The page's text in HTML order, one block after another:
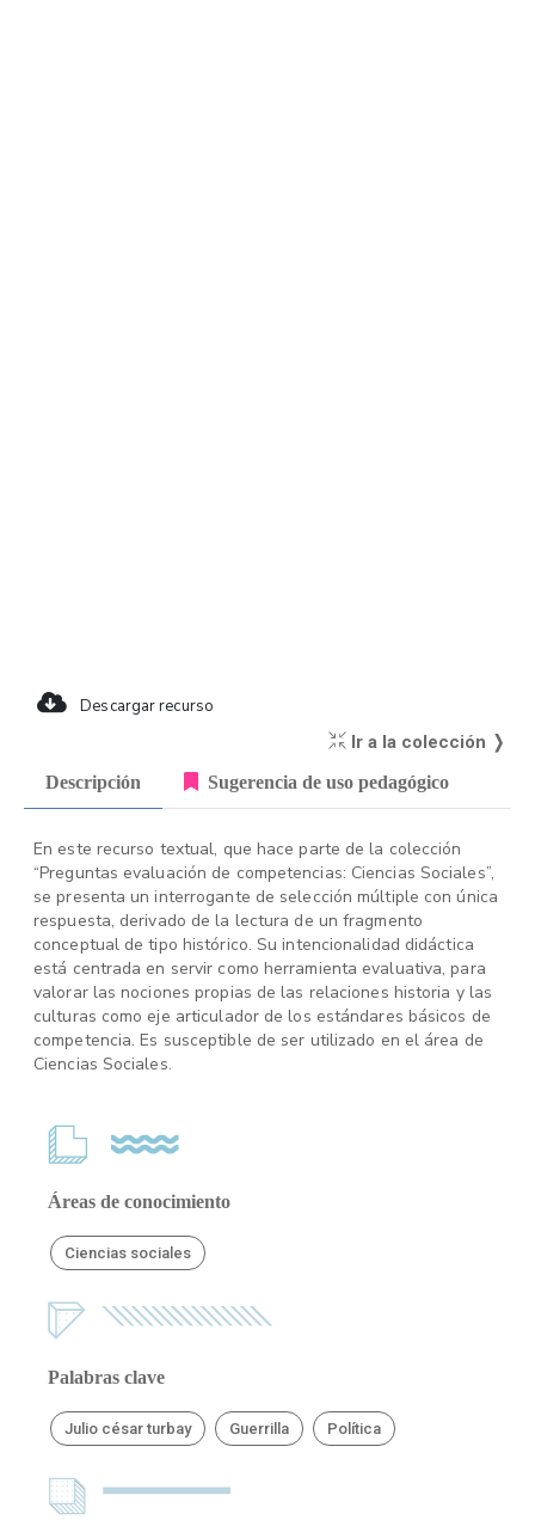
Descargar recurso
Ir a la colección ❭
Descripción Sugerencia de uso pedagógico
En este recurso textual, que hace parte de la colección
“Preguntas evaluación de competencias: Ciencias Sociales”,
se presenta un interrogante de selección múltiple con única
respuesta, derivado de la lectura de un fragmento
conceptual de tipo histórico. Su intencionalidad didáctica
está centrada en servir como herramienta evaluativa, para
valorar las nociones propias de las relaciones historia y las
culturas como eje articulador de los estándares básicos de
competencia. Es susceptible de ser utilizado en el área de
Ciencias Sociales.
Áreas de conocimiento
Ciencias sociales
Palabras clave
Julio césar turbay Guerrilla Política